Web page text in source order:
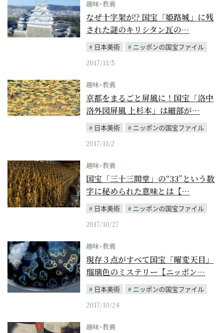
趣味･教養
なぜ十字架が!? 国宝「姫路城」に残
された謎のキリシタン瓦の…
日本美術
ニッポンの国宝ファイル
2017/11/5
趣味･教養
京都をまるごと屏風に！国宝「洛中
洛外図屏風 上杉本」は細部が…
日本美術
ニッポンの国宝ファイル
2017/11/2
趣味･教養
国宝「三十三間堂」の“33”という数
字に秘められた意味とは【…
日本美術
ニッポンの国宝ファイル
2017/10/27
趣味･教養
現存３点がすべて国宝「曜変天目」
瑠璃色のミステリー【ニッポン…
日本美術
ニッポンの国宝ファイル
2017/10/24
趣味･教養